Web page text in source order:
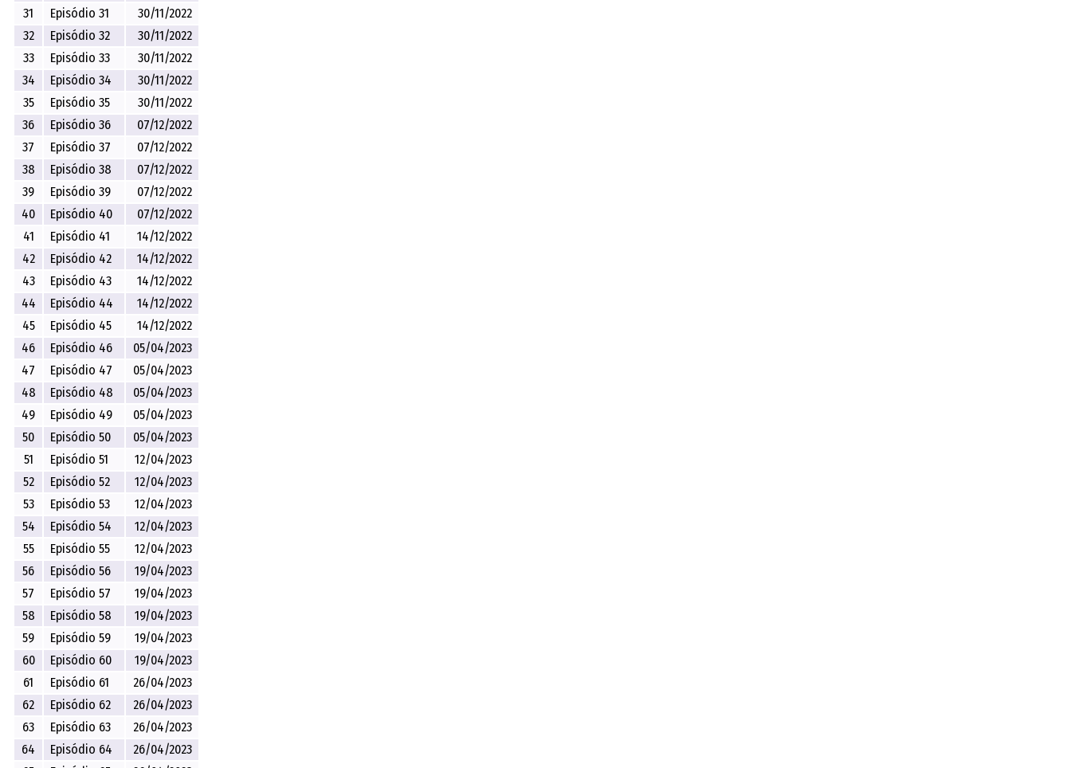
31
Episódio 31
30/11/2022
32
Episódio 32
30/11/2022
33
Episódio 33
30/11/2022
34
Episódio 34
30/11/2022
35
Episódio 35
30/11/2022
36
Episódio 36
07/12/2022
37
Episódio 37
07/12/2022
38
Episódio 38
07/12/2022
39
Episódio 39
07/12/2022
40
Episódio 40
07/12/2022
41
Episódio 41
14/12/2022
42
Episódio 42
14/12/2022
43
Episódio 43
14/12/2022
44
Episódio 44
14/12/2022
45
Episódio 45
14/12/2022
46
Episódio 46
05/04/2023
47
Episódio 47
05/04/2023
48
Episódio 48
05/04/2023
49
Episódio 49
05/04/2023
50
Episódio 50
05/04/2023
51
Episódio 51
12/04/2023
52
Episódio 52
12/04/2023
53
Episódio 53
12/04/2023
54
Episódio 54
12/04/2023
55
Episódio 55
12/04/2023
56
Episódio 56
19/04/2023
57
Episódio 57
19/04/2023
58
Episódio 58
19/04/2023
59
Episódio 59
19/04/2023
60
Episódio 60
19/04/2023
61
Episódio 61
26/04/2023
62
Episódio 62
26/04/2023
63
Episódio 63
26/04/2023
64
Episódio 64
26/04/2023